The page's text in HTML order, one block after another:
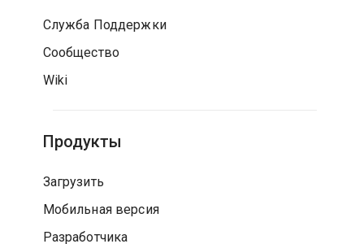
Служба Поддержки
Сообщество
Wiki
Продукты
Загрузить
Мобильная версия
Разработчика